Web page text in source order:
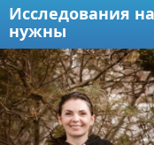
Исследования
нужны